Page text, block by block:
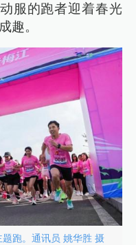
服的跑者迎着春光
趣。
跑。通讯员 姚华胜 摄